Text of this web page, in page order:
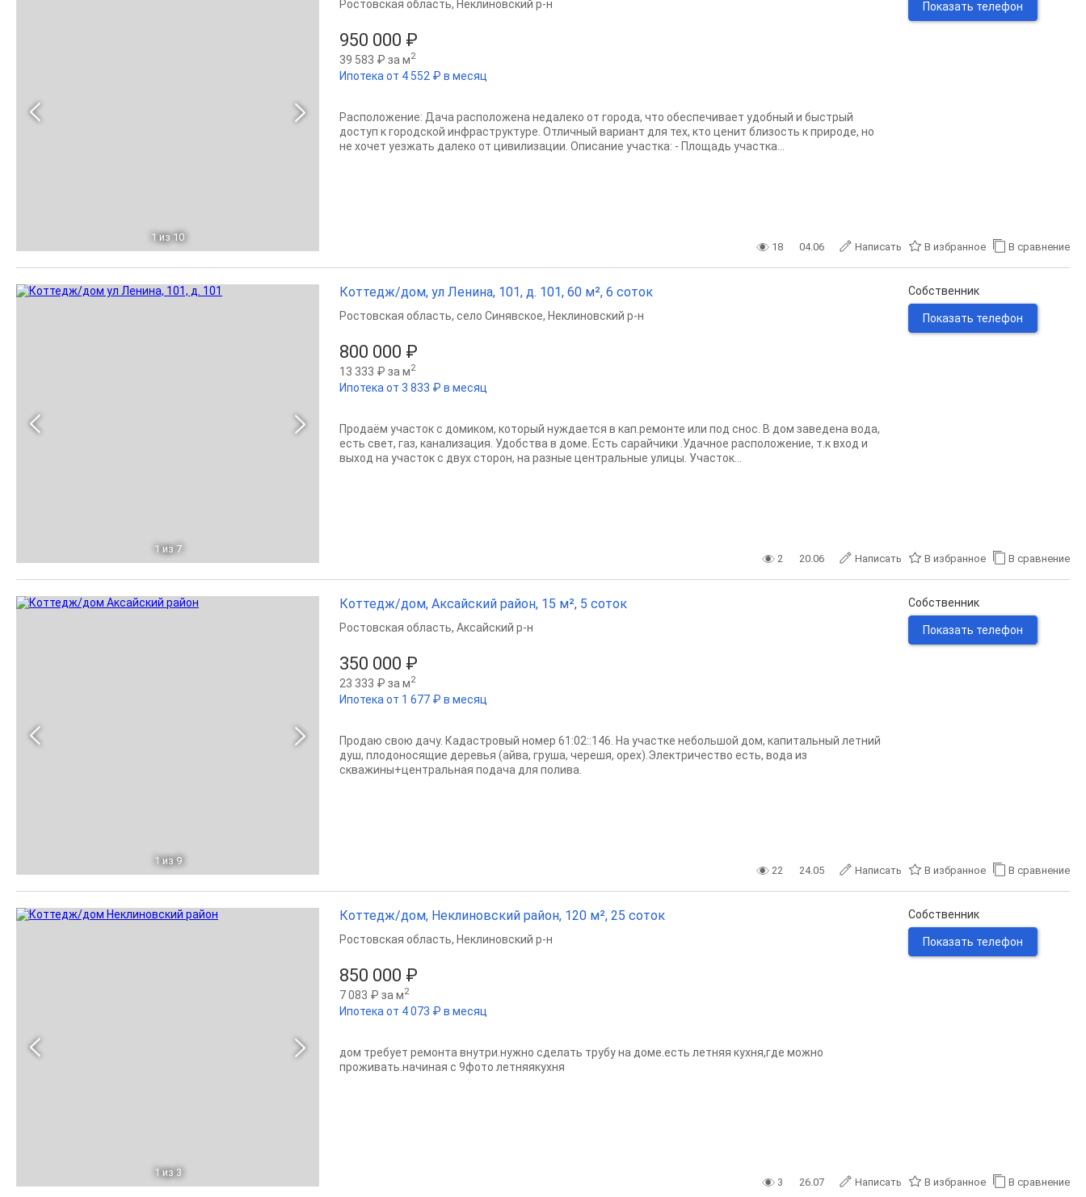
1 из 10
950 000 ₽
39 583 ₽ за м2
Ипотека от 4 552 ₽ в месяц
Ростовская область, Неклиновский р-н
Расположение: Дача расположена недалеко от города, что обеспечивает удобный и быстрый
доступ к городской инфраструктуре. Отличный вариант для тех, кто ценит близость к природе, но
не хочет уезжать далеко от цивилизации. Описание участка: - Площадь участка...
Показать телефон
18 04.06 Написать В избранное В сравнение
1 из 7
Коттедж/дом, ул Ленина, 101, д. 101, 60 м², 6 соток
800 000 ₽
13 333 ₽ за м2
Ипотека от 3 833 ₽ в месяц
Ростовская область, село Синявское, Неклиновский р-н
Продаём участок с домиком, который нуждается в кап.ремонте или под снос. В дом заведена вода,
есть свет, газ, канализация. Удобства в доме. Есть сарайчики .Удачное расположение, т.к вход и
выход на участок с двух сторон, на разные центральные улицы. Участок...
Собственник
Показать телефон
2 20.06 Написать В избранное В сравнение
1 из 9
Коттедж/дом, Аксайский район, 15 м², 5 соток
350 000 ₽
23 333 ₽ за м2
Ипотека от 1 677 ₽ в месяц
Ростовская область, Аксайский р-н
Продаю свою дачу. Кадастровый номер 61:02::146. На участке небольшой дом, капитальный летний
душ, плодоносящие деревья (айва, груша, черешя, орех).Электричество есть, вода из
скважины+центральная подача для полива.
Собственник
Показать телефон
22 24.05 Написать В избранное В сравнение
1 из 3
Коттедж/дом, Неклиновский район, 120 м², 25 соток
850 000 ₽
7 083 ₽ за м2
Ипотека от 4 073 ₽ в месяц
Ростовская область, Неклиновский р-н
дом требует ремонта внутри.нужно сделать трубу на доме.есть летняя кухня,где можно
проживать.начиная с 9фото летняякухня
Собственник
Показать телефон
3 26.07 Написать В избранное В сравнение